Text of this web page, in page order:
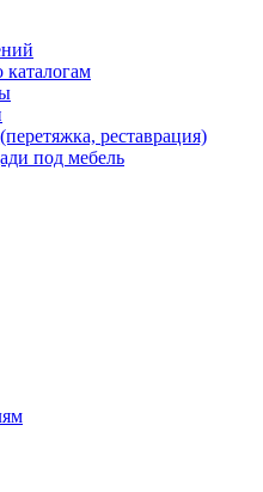
каталогам
реставрация)
под мебель